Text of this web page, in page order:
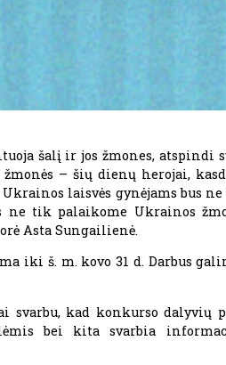
šalį ir jos žmones, atspindi
– šių dienų herojai,
laisvės gynėjams bus
tik palaikome Ukrainos
Asta Sungailienė.
iki š. m. kovo 31 d. Darbus
svarbu, kad konkurso dalyvių
bei kita svarbia